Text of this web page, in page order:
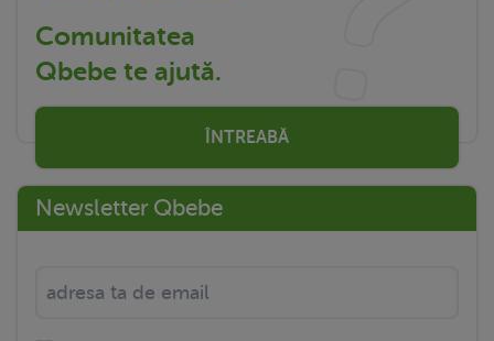
Comunitatea
Qbebe te ajută.
ÎNTREABĂ
Newsletter Qbebe